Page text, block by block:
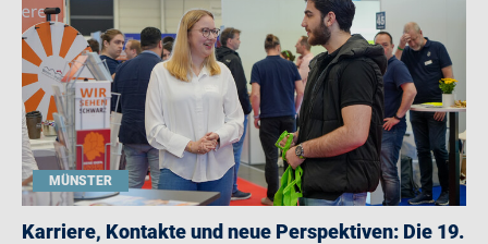
MÜNSTER
Karriere, Kontakte und neue Perspektiven: Die 19.